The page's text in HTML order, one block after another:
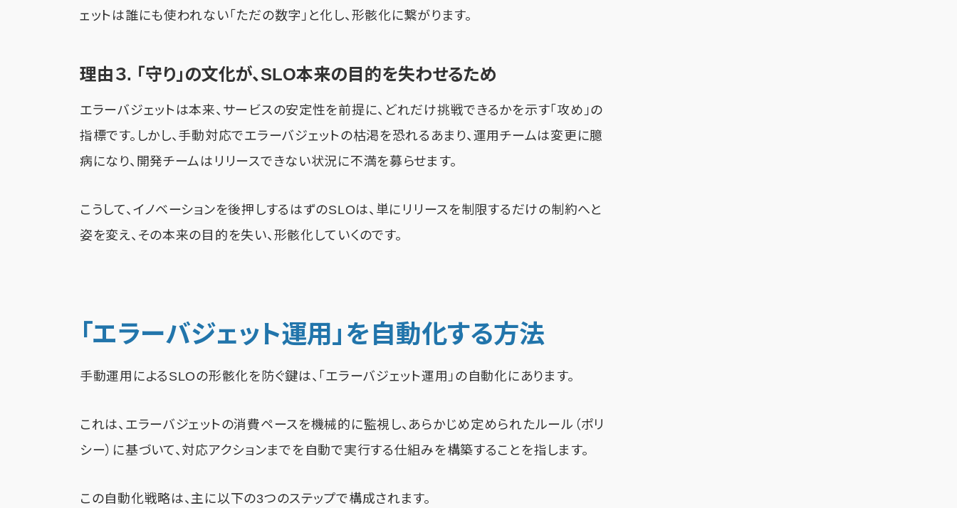
ェットは誰にも使われない「ただの数字」と化し、形骸化に繋がります。
理由３. 「守り」の文化が、SLO本来の目的を失わせるため
エラーバジェットは本来、サービスの安定性を前提に、どれだけ挑戦できるかを示す「攻め」の
指標です。しかし、手動対応でエラーバジェットの枯渇を恐れるあまり、運用チームは変更に臆
病になり、開発チームはリリースできない状況に不満を募らせます。
こうして、イノベーションを後押しするはずのSLOは、単にリリースを制限するだけの制約へと
姿を変え、その本来の目的を失い、形骸化していくのです。
「エラーバジェット運用」を自動化する方法
手動運用によるSLOの形骸化を防ぐ鍵は、「エラーバジェット運用」の自動化にあります。
これは、エラーバジェットの消費ペースを機械的に監視し、あらかじめ定められたルール（ポリ
シー）に基づいて、対応アクションまでを自動で実行する仕組みを構築することを指します。
この自動化戦略は、主に以下の3つのステップで構成されます。